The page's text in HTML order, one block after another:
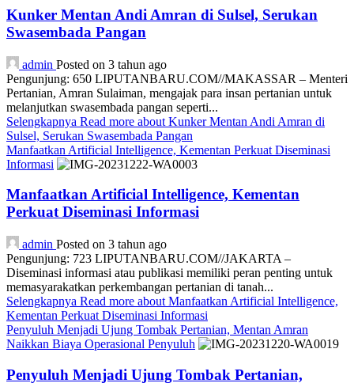
Kunker Mentan Andi Amran di Sulsel, Serukan
Swasembada Pangan
admin Posted on 3 tahun ago
Pengunjung: 650 LIPUTANBARU.COM//MAKASSAR – Menteri
Pertanian, Amran Sulaiman, mengajak para insan pertanian untuk
melanjutkan swasembada pangan seperti...
Selengkapnya Read more about Kunker Mentan Andi Amran di
Sulsel, Serukan Swasembada Pangan
Manfaatkan Artificial Intelligence, Kementan Perkuat Diseminasi
Informasi
Manfaatkan Artificial Intelligence, Kementan
Perkuat Diseminasi Informasi
admin Posted on 3 tahun ago
Pengunjung: 723 LIPUTANBARU.COM//JAKARTA –
Diseminasi informasi atau publikasi memiliki peran penting untuk
memasyarakatkan perkembangan pertanian di tanah...
Selengkapnya Read more about Manfaatkan Artificial Intelligence,
Kementan Perkuat Diseminasi Informasi
Penyuluh Menjadi Ujung Tombak Pertanian, Mentan Amran
Naikkan Biaya Operasional Penyuluh
Penyuluh Menjadi Ujung Tombak Pertanian,